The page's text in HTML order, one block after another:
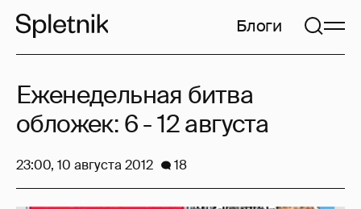
Блоги
Еженедельная битва
обложек: 6 - 12 августа
23:00, 10 августа 2012 18